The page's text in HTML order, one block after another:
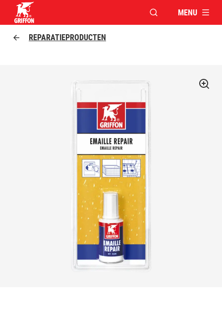
VENSTER OPENEN
MENU
REPARATIEPRODUCTEN